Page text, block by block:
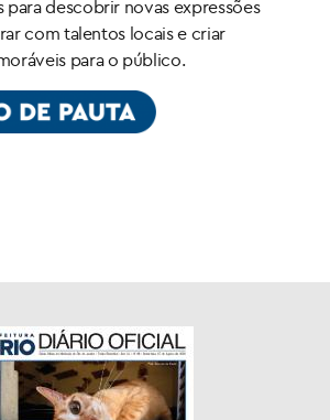
para descobrir novas expressões
com talentos locais e criar
para o público.